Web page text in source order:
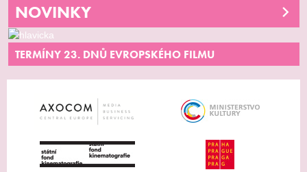
NOVINKY
TERMÍNY 23. DNŮ EVROPSKÉHO FILMU